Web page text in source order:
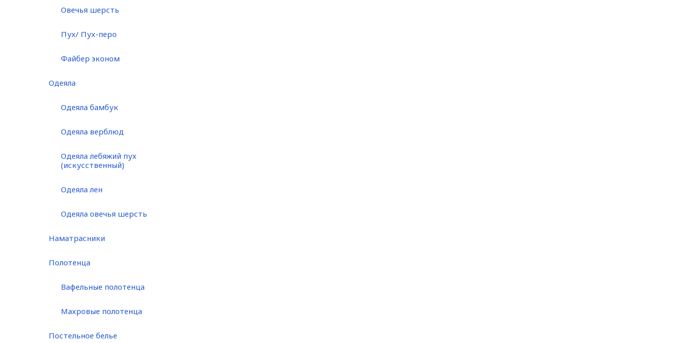
Овечья шерсть
Пух/ Пух-перо
Файбер эконом
Одеяла
Одеяла бамбук
Одеяла верблюд
Одеяла лебяжий пух
(искусственный)
Одеяла лен
Одеяла овечья шерсть
Наматрасники
Полотенца
Вафельные полотенца
Махровые полотенца
Постельное белье